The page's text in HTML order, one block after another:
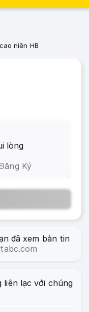
niên HB
lòng
Ký
đã xem bản tin
lạc với chúng